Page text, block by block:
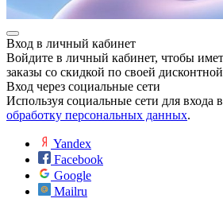
Вход в личный кабинет
Войдите в личный кабинет, чтобы
заказы со скидкой по своей
Вход через социальные сети
Используя социальные сети для входа
обработку персональных данных.
Yandex
Facebook
Google
Mailru